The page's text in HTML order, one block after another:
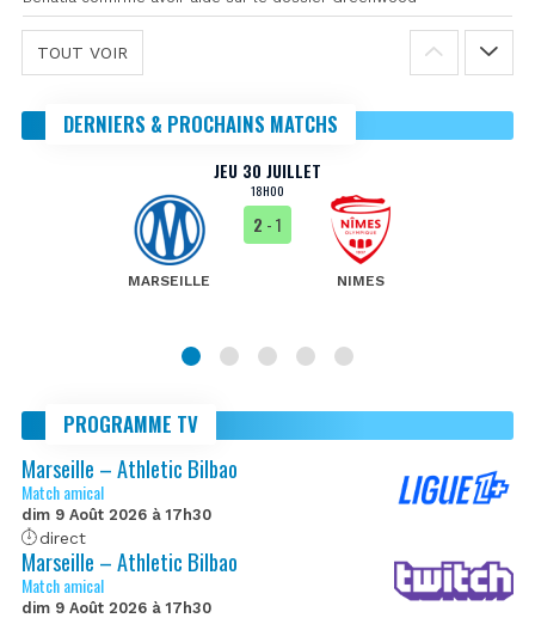
TOUT VOIR
DERNIERS & PROCHAINS MATCHS
JEU 30 JUILLET
18H00
MARSEILLE
2 - 1
NIMES
PROGRAMME TV
Marseille – Athletic Bilbao
Match amical
dim 9 Août 2026 à 17h30
direct
Marseille – Athletic Bilbao
Match amical
dim 9 Août 2026 à 17h30